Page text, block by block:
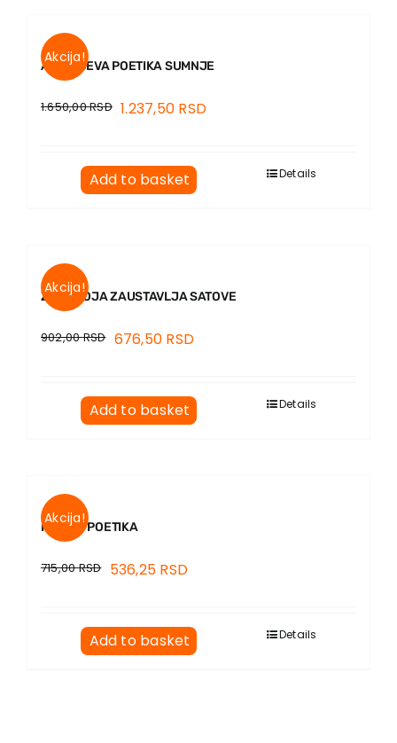
Akcija!
ANDRIĆEVA POETIKA SUMNJE
1.650,00RSD 1.237,50 RSD
Add to basket Details
Akcija!
ŽENA KOJA ZAUSTAVLJA SATOVE
902,00RSD 676,50 RSD
Add to basket Details
Akcija!
ISTINA I POETIKA
715,00RSD 536,25 RSD
Add to basket Details